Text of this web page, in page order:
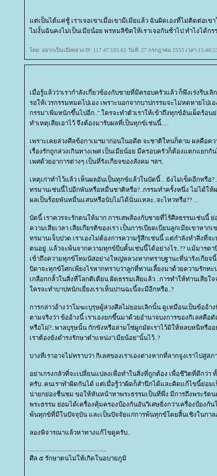
ต่เป็นได้แค่ชู้ เราเจอเขาเมื่อเขามีเมียแล้ว ฉันผิดเองที่ไม่ติดต่อเขา
ไม่งั้นฉันคงไม่เป็นเมียน้อย พรหมลิขิตให้เราเจอกันช้าไป ทำไงได้ก
ดย: อยากเป็นเมียหลวง IP: 117.47.105.65 วันที่: 27 กรกฎาคม 2553 เวลา
เมื่อรู้แล้วว่าเรากำลังเกี่ยวข้องกับชายที่มีครอบครัวแล้ว ก็พึงเร่งรีบเ
รอให้เวรกรรมหมดไปเอง เพราะนอกจากบาปกรรมจะไม่หดหายไปเ
กรรม"เพิ่มหนักขึ้นไปอีก..".ใครจะทำตัวเราให้เข้าถึงทุกข์อันเผ็ดร้อ
ทำเหตุเสียเอาไว้ จึงต้องมารับผลที่เป็นทุกข์เช่นนี้.....
เพราะเคยล่วงศีลข้อกาเมฯมาก่อนในอดีต จะชาติใหนก็ตาม ผลคือค
เรื่องรักถูกล่วงเกินทางเพศ เป็นเมียน้อย มีครอบครัวก็ต้องแตกแยกกั
เพศด้วยอาการต่างๆ เป็นที่รังเกียจของสังคม ฯลฯ..
เหตุเก่าทำไว้แล้ว เห็นผลอันเป็นทุกข์แล้วในบัดนี้ .. ยังไม่เข็ดอีกหรือ
ทรมานเช่นนี้ไปอีกพันหรือหมื่นชาติหรือ?..กรรมทำครั้งหนึ่ง ไม่ได้ให้
ผลเป็นร้อยพันหมื่นแสนหรือนับไม่ได้นั่นแหละ..จะไหวหรือ?? ...
บัดนี้ เราควรจะรักตนให้มาก การเสพส้องกับชายที่ไร้ศีลธรรมเช่นนี้
ความเสียเวลา เสียเกียรติของเรา เป็นการเบียดเบียนลูกเมียเขาหาก
ทรมานเจ็บปวด เราเองไม่ต้องการความรู้สึกเช่นนี้ แต่กำลังทำสิ่งที่จ
ตนอยู่..แล้วจะพ้นจากความทุกข์บีบคั้นเช่นนี้ได้อย่างไร..?? แม้มารด
เข้าถึงความทุกข์โทมนัสอย่างใหญ่หลวงหากทราบฐานะที่น่ารังเกียจนี้
บิดาจะทุกข์โศกเพียงไรหากทราบว่าลูกที่ท่านเลี้ยงมาด้วยความรักท
เกลือกกลั้วในสิ่งที่โลกติเตียน ผิดธรรมเสียแล้ว ..การทำให้ท่านเสียใ
ครจะทำบาปหนักเยี่ยงเราเห็นปานฉะนี้จะมีอีกหรือ..?
การกล่าวอ้างว่าโมฆะบุรุษผู้ล่วงศีลไม่ยอมเลิกนั้น ดูเหมือนเป็นข้ออ้
ตามจริงว่า ข้ออ้างนี้ เราเองยกขึ้นมาด้วยอำนาจบงการของกิเลสคื
หรือไม่?..พาลบุรุษนั้น กักขังหรือล่ามโซ่ผูกมัดเราไว้มิให้หลบหนีหรืออ
เราต้องยังดำรงรักษาตำแหน่ง"เมียน้อย"นั้นไว้..?
บางทีเราอาจไม่ทราบว่า กิเลสของเราเองต่างหากที่ลากจูงเราไปสู่ส
อย่าเกรงกลัวที่จะเปลี่ยนแปลงเพื่อทำในสิ่งที่ถูกต้อง เพื่อชีวิตที่ดีกว่
ครับ..คนเราทำผิดกันได้ แต่เมื่อรู้ว่าผิดก็สำนึกได้และคิดแก้ไขนี้ย่อ
น่ายกย่องชื่นชม ขอให้หันหน้าหาพระธรรมเป็นที่พึ่ง มีการถึงพระรัต
พระธรรม ย่อมได้เครื่องคุ้มครองป้องกันอันวิเศษยิ่งกว่าเครื่องป้องกั
พ้นทุกข์ที่มีในปัจจุบัน และเป็นปัจจัยแก่การพ้นทุกข์โดยสิ้นเชิงในกา
ลองพิจารณาแล้วหาทางแก้ไขดูครับ..
ศีล ๕ รักษาตนไม่ให้เกิดในอบายภูมิ